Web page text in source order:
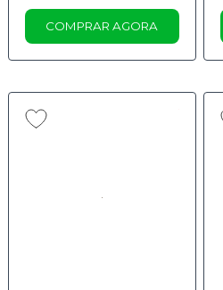
COMPRAR AGORA